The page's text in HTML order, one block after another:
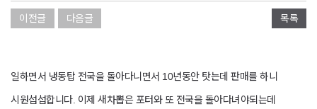
이전글 다음글 목록
일하면서 냉동탑 전국을 돌아다니면서 10년동안 탓는데 판매를 하니
시원섭섭합니다. 이제 새차뽑은 포터와 또 전국을 돌아다녀야되는데